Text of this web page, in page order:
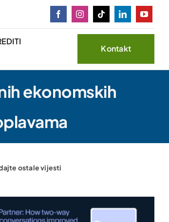
Kontakt
ekonomskih
ostale vijesti